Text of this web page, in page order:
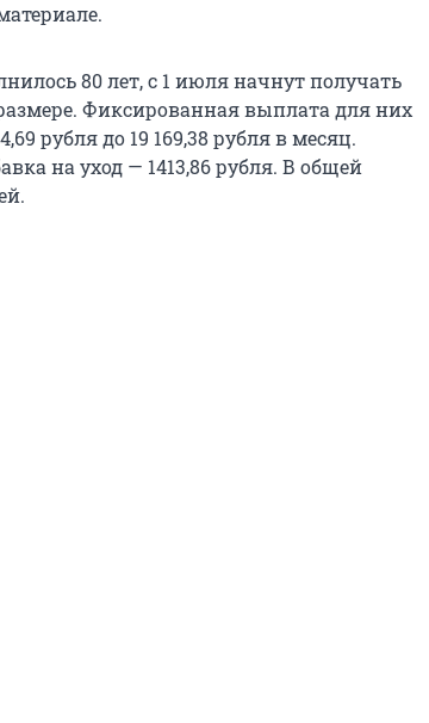
80 лет, с 1 июля начнут получать
Фиксированная выплата для них
рубля до 19 169,38 рубля в месяц.
на уход — 1413,86 рубля. В общей